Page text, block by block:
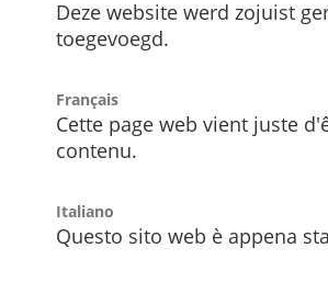
Deze website werd zojuist
toegevoegd.
Français
Cette page web vient juste
contenu.
Italiano
Questo sito web è appena